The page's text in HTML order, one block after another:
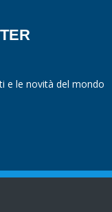
e le novità del mondo